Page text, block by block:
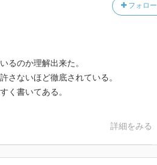
フォロー
るのか理解出来た。
さないほど徹底されている。
く書いてある。
詳細をみる